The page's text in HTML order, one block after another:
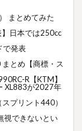
まとめてみた
】日本では250cc
で発表
とめ【商標・ス
R【KTM】
XL883が2027年
プリント440）
視できないとい